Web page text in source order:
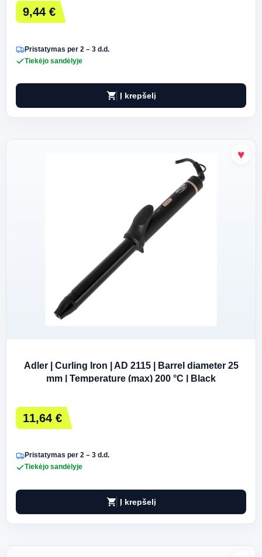
9,44 €
Pristatymas per 2 – 3 d.d.
Tiekėjo sandėlyje
shopping_cart Į krepšelį
Adler | Curling Iron | AD 2115 | Barrel diameter 25
mm | Temperature (max) 200 °C | Black
11,64 €
Pristatymas per 2 – 3 d.d.
Tiekėjo sandėlyje
shopping_cart Į krepšelį